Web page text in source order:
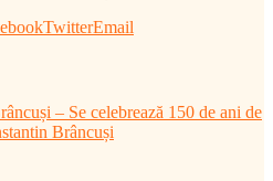
TwitterEmail
– Se celebrează 150 de ani de
Brâncuși